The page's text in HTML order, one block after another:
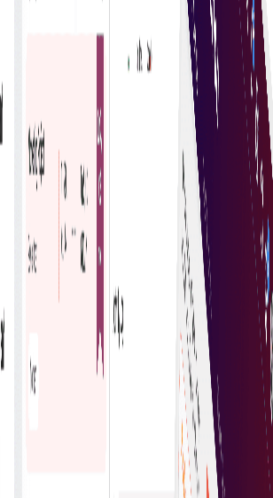
על ידי שילוב ספקים שונים, קונים
קבלו החלטות רכישה נכונות בביטחון.
בינה